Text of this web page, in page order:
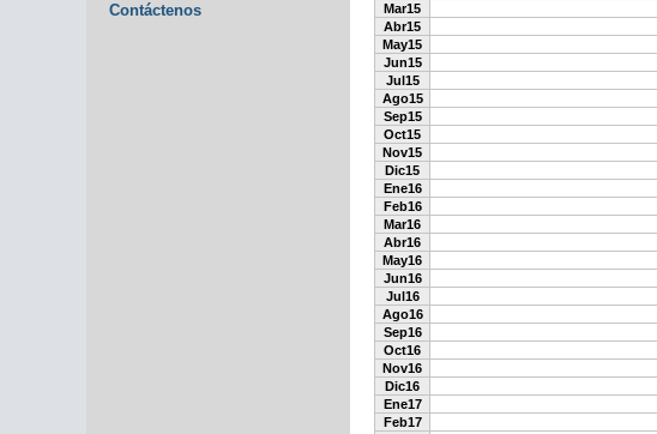
Contáctenos
Mar15
Abr15
May15
Jun15
Jul15
Ago15
Sep15
Oct15
Nov15
Dic15
Ene16
Feb16
Mar16
Abr16
May16
Jun16
Jul16
Ago16
Sep16
Oct16
Nov16
Dic16
Ene17
Feb17